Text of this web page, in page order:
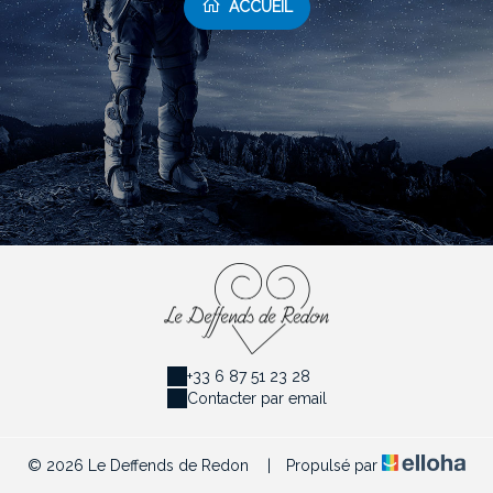
ACCUEIL
+33 6 87 51 23 28
Contacter par email
© 2026 Le Deffends de Redon Propulsé par